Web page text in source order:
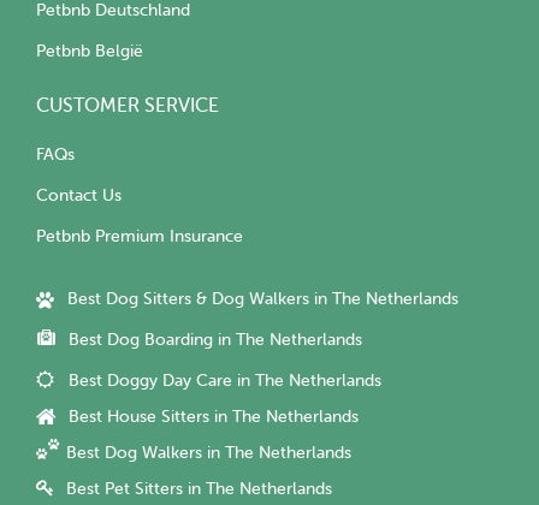
Petbnb Deutschland
Petbnb België
CUSTOMER SERVICE
FAQs
Contact Us
Petbnb Premium Insurance
Best Dog Sitters & Dog Walkers in The Netherlands
Best Dog Boarding in The Netherlands
Best Doggy Day Care in The Netherlands
Best House Sitters in The Netherlands
Best Dog Walkers in The Netherlands
Best Pet Sitters in The Netherlands